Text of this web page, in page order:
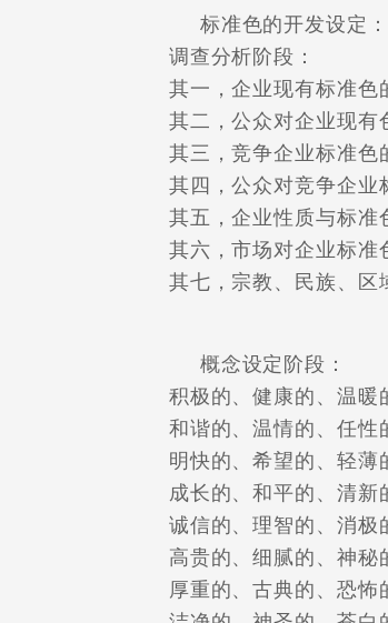
标准色的开发设定：
调查分析阶段：
其一，企业现有标准色
其二，公众对企业现有
其三，竞争企业标准色
其四，公众对竞争企业
其五，企业性质与标准
其六，市场对企业标准
其七，宗教、民族、区
概念设定阶段：
积极的、健康的、温暖
和谐的、温情的、任性
明快的、希望的、轻薄
成长的、和平的、清新
诚信的、理智的、消极
高贵的、细腻的、神秘
厚重的、古典的、恐怖